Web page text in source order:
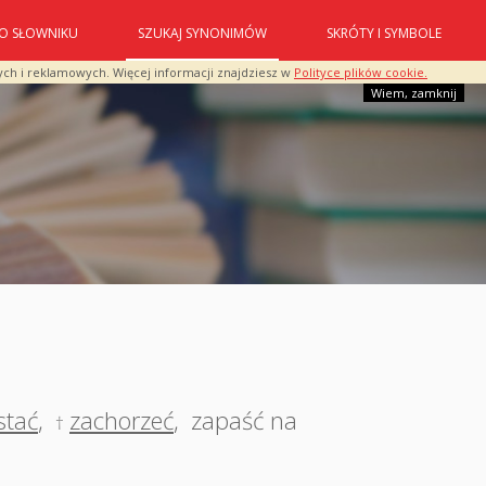
i reklamowych. Więcej informacji znajdziesz w Polityce plików cookie.
Wiem, zamknij
O SŁOWNIKU SZUKAJ SYNONIMÓW SKRÓTY I SYMBOLE
, † zachorzeć, zapaść na